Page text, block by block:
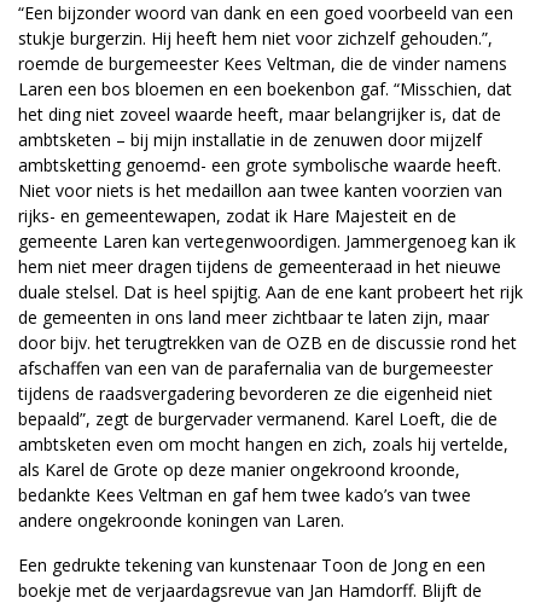
“Een bijzonder woord van dank en een goed voorbeeld van een
stukje burgerzin. Hij heeft hem niet voor zichzelf gehouden.”,
roemde de burgemeester Kees Veltman, die de vinder namens
Laren een bos bloemen en een boekenbon gaf. “Misschien, dat
het ding niet zoveel waarde heeft, maar belangrijker is, dat de
ambtsketen – bij mijn installatie in de zenuwen door mijzelf
ambtsketting genoemd- een grote symbolische waarde heeft.
Niet voor niets is het medaillon aan twee kanten voorzien van
rijks- en gemeentewapen, zodat ik Hare Majesteit en de
gemeente Laren kan vertegenwoordigen. Jammergenoeg kan ik
hem niet meer dragen tijdens de gemeenteraad in het nieuwe
duale stelsel. Dat is heel spijtig. Aan de ene kant probeert het rijk
de gemeenten in ons land meer zichtbaar te laten zijn, maar
door bijv. het terugtrekken van de OZB en de discussie rond het
afschaffen van een van de parafernalia van de burgemeester
tijdens de raadsvergadering bevorderen ze die eigenheid niet
bepaald”, zegt de burgervader vermanend. Karel Loeft, die de
ambtsketen even om mocht hangen en zich, zoals hij vertelde,
als Karel de Grote op deze manier ongekroond kroonde,
bedankte Kees Veltman en gaf hem twee kado’s van twee
andere ongekroonde koningen van Laren.
Een gedrukte tekening van kunstenaar Toon de Jong en een
boekje met de verjaardagsrevue van Jan Hamdorff. Blijft de